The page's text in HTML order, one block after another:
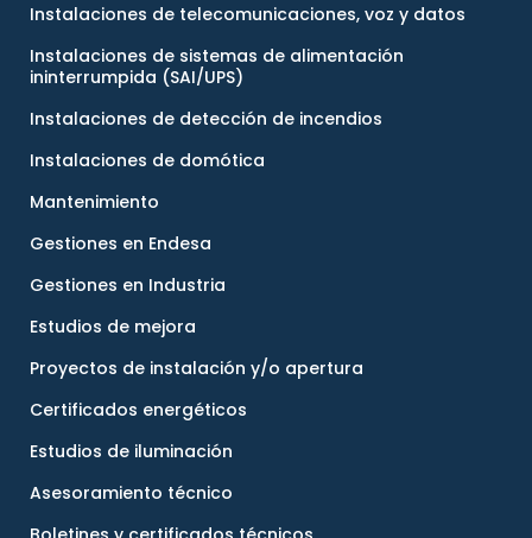
Instalaciones de telecomunicaciones, voz y datos
Instalaciones de sistemas de alimentación
ininterrumpida (SAI/UPS)
Instalaciones de detección de incendios
Instalaciones de domótica
Mantenimiento
Gestiones en Endesa
Gestiones en Industria
Estudios de mejora
Proyectos de instalación y/o apertura
Certificados energéticos
Estudios de iluminación
Asesoramiento técnico